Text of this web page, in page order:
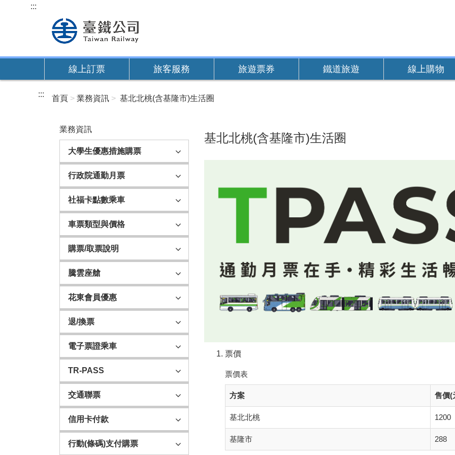
內
:::
線上訂票 旅客服務 旅遊票券 鐵道旅遊 線上購物
::: 首頁 業務資訊 基北北桃(含基隆市)生活圈
業務資訊
大學生優惠措施購票
行政院通勤月票
社福卡點數乘車
車票類型與價格
購票/取票說明
騰雲座艙
花東會員優惠
退/換票
電子票證乘車
TR-PASS
交通聯票
信用卡付款
行動(條碼)支付購票
基北北桃(含基隆市)生活圈
票價
票價表
方案 售價(
基北北桃 1200
基隆市 288